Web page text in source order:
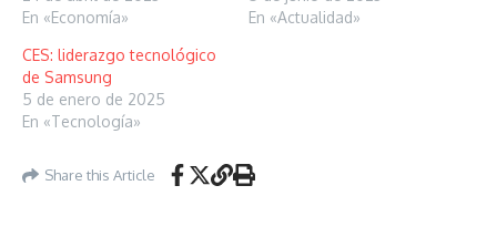
En «Economía»
En «Actualidad»
CES: liderazgo tecnológico
de Samsung
5 de enero de 2025
En «Tecnología»
Share this Article